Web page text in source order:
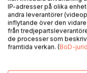
its breath. He is
magnetic, and the
attraction and more
But the closer she
IP-adresser på olika
andra leverantörer
inflytande över den
från
de processer som
framtida verkan. (BoD-